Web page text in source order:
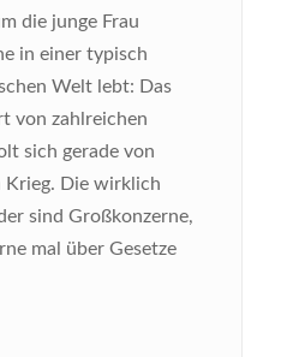
die junge Frau
in einer typisch
Welt lebt: Das
von zahlreichen
sich gerade von
Krieg. Die wirklich
sind Großkonzerne,
mal über Gesetze